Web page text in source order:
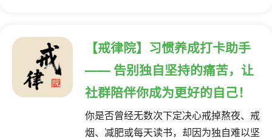
【戒律院】习惯养成打卡助手
—— 告别独自坚持的痛苦，让
社群陪伴你成为更好的自己！
你是否曾经无数次下定决心戒掉熬夜、戒
烟、减肥或每天读书，却因为独自难以坚